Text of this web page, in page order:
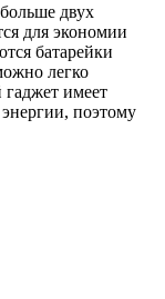
двух
для экономии
батарейки
легко
имеет
поэтому